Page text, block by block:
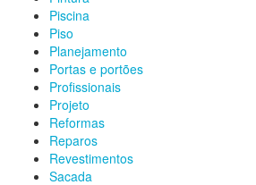
Piscina
Piso
Planejamento
Portas e portões
Profissionais
Projeto
Reformas
Reparos
Revestimentos
Sacada